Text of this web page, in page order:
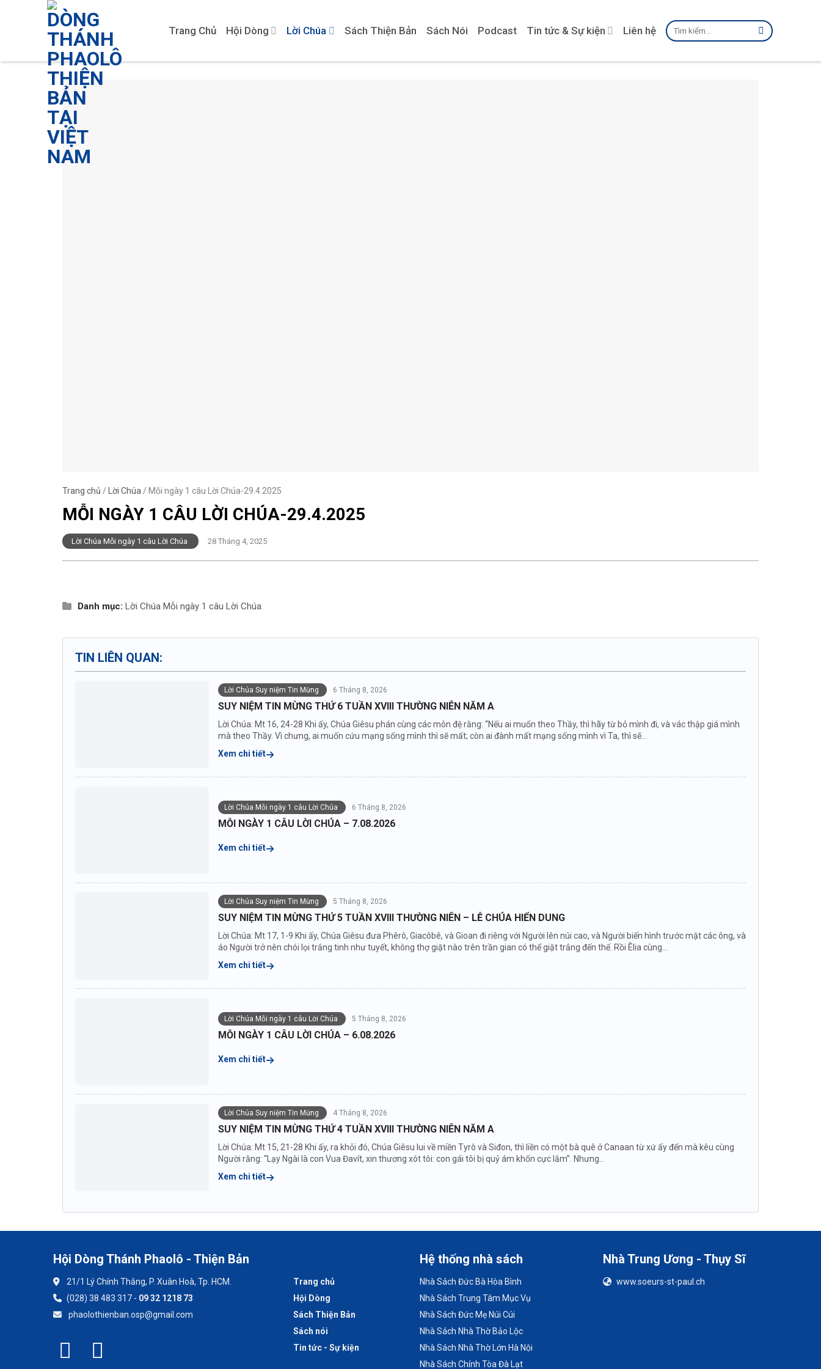
Trang Chủ Hội Dòng Lời Chúa Sách Thiện Bản Sách Nói Podcast Tin tức & Sự kiện Liên hệ
Tìm
kiếm:
Trang chủ / Lời Chúa/ Mỗi ngày 1 câu Lời Chúa-29.4.2025
MỖI NGÀY 1 CÂU LỜI CHÚA-29.4.2025
Lời Chúa Mỗi ngày 1 câu Lời Chúa 28 Tháng 4, 2025
Danh mục: Lời Chúa Mỗi ngày 1 câu Lời Chúa
TIN LIÊN QUAN:
Lời Chúa Suy niệm Tin Mừng 6 Tháng 8, 2026
SUY NIỆM TIN MỪNG THỨ 6 TUẦN XVIII THƯỜNG NIÊN NĂM A
Lời Chúa: Mt 16, 24-28 Khi ấy, Chúa Giêsu phán cùng các môn đệ rằng: “Nếu ai muốn theo Thầy, thì hãy từ bỏ mình đi, và vác thập giá mình
mà theo Thầy. Vì chưng, ai muốn cứu mạng sống mình thì sẽ mất; còn ai đành mất mạng sống mình vì Ta, thì sẽ...
Xem chi tiết
Lời Chúa Mỗi ngày 1 câu Lời Chúa 6 Tháng 8, 2026
MỖI NGÀY 1 CÂU LỜI CHÚA – 7.08.2026
Xem chi tiết
Lời Chúa Suy niệm Tin Mừng 5 Tháng 8, 2026
SUY NIỆM TIN MỪNG THỨ 5 TUẦN XVIII THƯỜNG NIÊN – LỄ CHÚA HIỂN DUNG
Lời Chúa: Mt 17, 1-9 Khi ấy, Chúa Giêsu đưa Phêrô, Giacôbê, và Gioan đi riêng với Người lên núi cao, và Người biến hình trước mặt các ông, và
áo Người trở nên chói lọi trắng tinh như tuyết, không thợ giặt nào trên trần gian có thể giặt trắng đến thế. Rồi Êlia cùng...
Xem chi tiết
Lời Chúa Mỗi ngày 1 câu Lời Chúa 5 Tháng 8, 2026
MỖI NGÀY 1 CÂU LỜI CHÚA – 6.08.2026
Xem chi tiết
Lời Chúa Suy niệm Tin Mừng 4 Tháng 8, 2026
SUY NIỆM TIN MỪNG THỨ 4 TUẦN XVIII THƯỜNG NIÊN NĂM A
Lời Chúa: Mt 15, 21-28 Khi ấy, ra khỏi đó, Chúa Giêsu lui về miền Tyrô và Siđon, thì liền có một bà quê ở Canaan từ xứ ấy đến mà kêu cùng
Người rằng: “Lạy Ngài là con Vua Đavít, xin thương xót tôi: con gái tôi bị quỷ ám khốn cực lắm”. Nhưng...
Xem chi tiết
Hội Dòng Thánh Phaolô - Thiện Bản
21/1 Lý Chính Thắng, P. Xuân Hoà, Tp. HCM.
(028) 38 483 317 - 09 32 1218 73
phaolothienban.osp@gmail.com
Trang chủ
Hội Dòng
Sách Thiện Bản
Sách nói
Tin tức - Sự kiện
Hệ thống nhà sách
Nhà Sách Đức Bà Hòa Bình
Nhà Sách Trung Tâm Mục Vụ
Nhà Sách Đức Mẹ Núi Cúi
Nhà Sách Nhà Thờ Bảo Lộc
Nhà Sách Nhà Thờ Lớn Hà Nội
Nhà Sách Chính Tòa Đà Lạt
Nhà Trung Ương - Thụy Sĩ
www.soeurs-st-paul.ch